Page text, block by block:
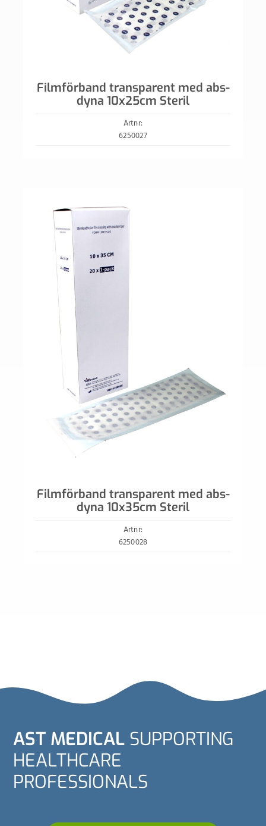
Filmförband transparent med abs-
dyna 10x25cm Steril
Artnr:
6250027
Filmförband transparent med abs-
dyna 10x35cm Steril
Artnr:
6250028
AST MEDICAL SUPPORTING
HEALTHCARE
PROFESSIONALS